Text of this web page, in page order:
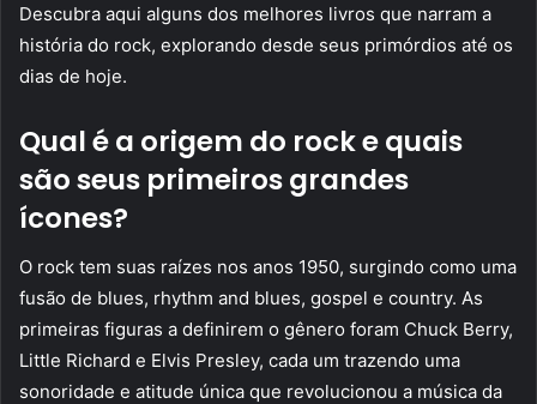
Descubra aqui alguns dos melhores livros que narram a
história do rock, explorando desde seus primórdios até os
dias de hoje.
Qual é a origem do rock e quais
são seus primeiros grandes
ícones?
O rock tem suas raízes nos anos 1950, surgindo como uma
fusão de blues, rhythm and blues, gospel e country. As
primeiras figuras a definirem o gênero foram Chuck Berry,
Little Richard e Elvis Presley, cada um trazendo uma
sonoridade e atitude única que revolucionou a música da